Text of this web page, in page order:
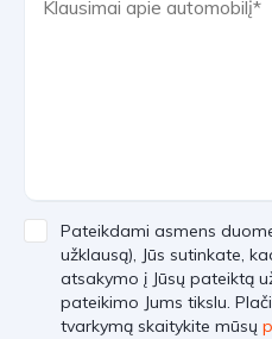
Pateikdami asmens
užklausą), Jūs sutinkate,
atsakymo į Jūsų pateiktą
pateikimo Jums tikslu.
tvarkymą skaitykite mūsų